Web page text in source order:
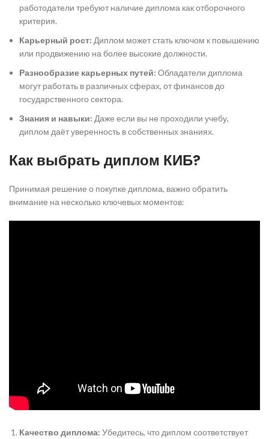
работодатели требуют наличие диплома как отборочного
критерия.
Карьерный рост: Диплом может стать ключом к повышению
или продвижению на более высокие должности.
Разнообразие карьерных путей: Обладатели диплома
могут работать в различных сферах, от финансов до
государственного сектора.
Знания и навыки: Даже если вы не проходили учебу,
диплом даёт уверенность в собственных знаниях.
Как выбрать диплом КИБ?
Принимая решение о покупке диплома, важно обратить
внимание на несколько ключевых моментов:
Качество диплома: Убедитесь, что диплом соответствует